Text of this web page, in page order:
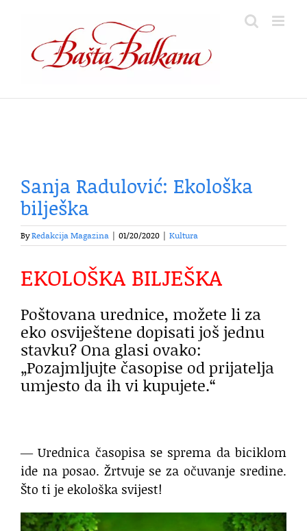
content
Sanja Radulović: Ekološka
bilješka
ByRedakcija Magazina 01/20/2020 Kultura
EKOLOŠKA BILJEŠKA
Poštovana urednice, možete li za
eko osviještene dopisati još jednu
stavku? Ona glasi ovako:
„Pozajmljujte časopise od prijatelja
umjesto da ih vi kupujete.“
― Urednica časopisa se sprema da biciklom
ide na posao. Žrtvuje se za očuvanje sredine.
Što ti je ekološka svijest!